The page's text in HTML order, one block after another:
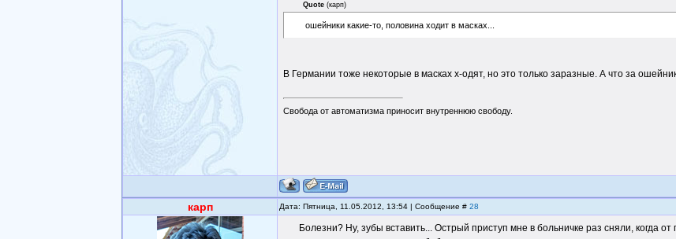
Quote (карп)
ошейники какие-то, половина ходит в масках...
В Германии тоже некоторые в масках х-одят, но это только заразные. А что за
Свобода от автоматизма приносит внутреннюю свободу.
карп Дата: Пятница, 11.05.2012, 13:54 | Сообщение # 28
Болезни? Ну, зубы вставить... Острый приступ мне в больничке раз сняли, когда